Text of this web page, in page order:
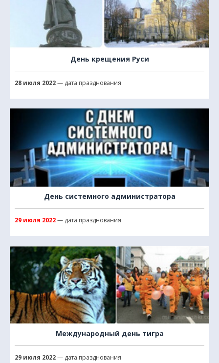
День крещения Руси
28 июля 2022— дата празднования
День системного администратора
29 июля 2022— дата празднования
Международный день тигра
29 июля 2022— дата празднования